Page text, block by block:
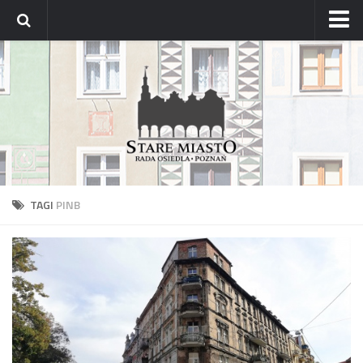
Strona główna
Archiwum aktualności
Archiwum bloga
Osiedle
Mapa osiedla
ZDM – awarie
Rada
TAGI PINB